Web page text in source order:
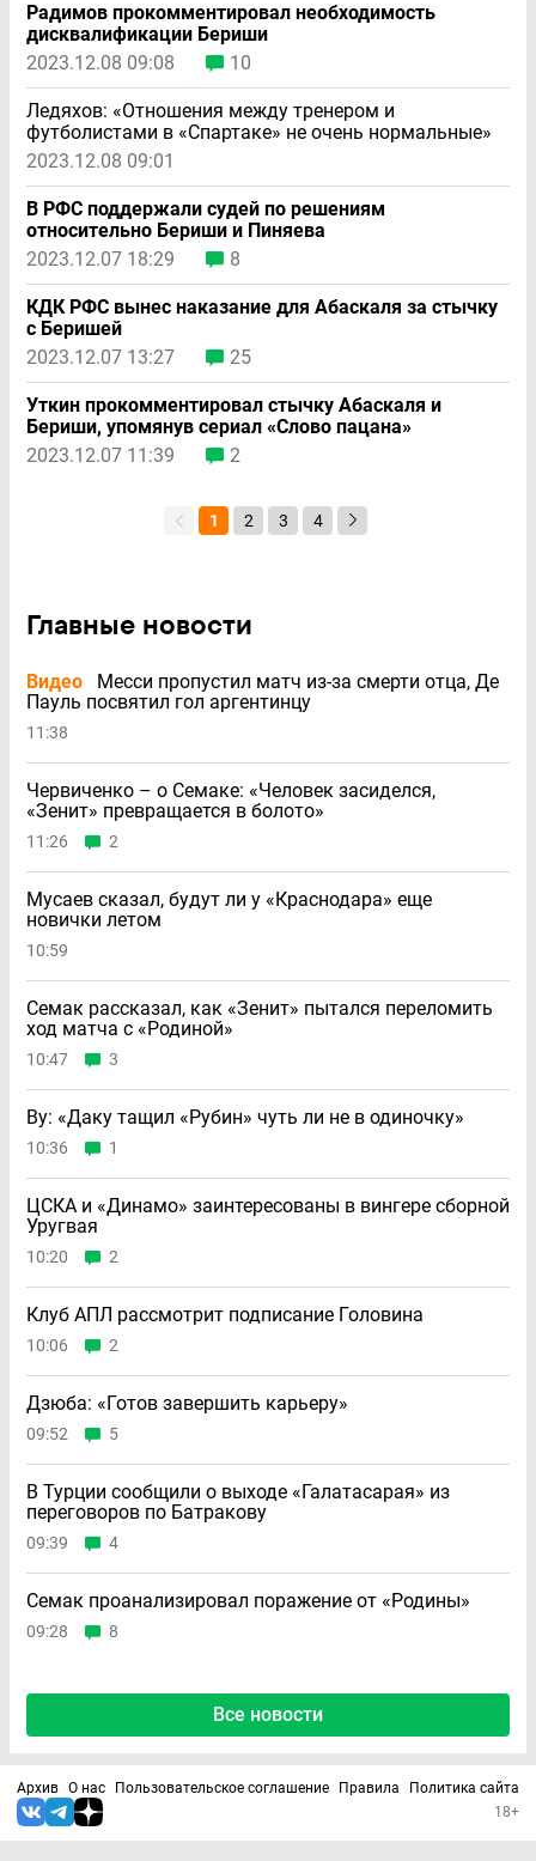
Радимов прокомментировал необходимость
дисквалификации Бериши
2023.12.08 09:08
10
Ледяхов: «Отношения между тренером и
футболистами в «Спартаке» не очень нормальные»
2023.12.08 09:01
В РФС поддержали судей по решениям
относительно Бериши и Пиняева
2023.12.07 18:29
8
КДК РФС вынес наказание для Абаскаля за стычку
с Беришей
2023.12.07 13:27
25
Уткин прокомментировал стычку Абаскаля и
Бериши, упомянув сериал «Слово пацана»
2023.12.07 11:39
2
1 2 3 4
Главные новости
Видео
Месси пропустил матч из-за смерти отца, Де
Пауль посвятил гол аргентинцу
11:38
Червиченко – о Семаке: «Человек засиделся,
«Зенит» превращается в болото»
11:26 2
Мусаев сказал, будут ли у «Краснодара» еще
новички летом
10:59
Семак рассказал, как «Зенит» пытался переломить
ход матча с «Родиной»
10:47 3
Ву: «Даку тащил «Рубин» чуть ли не в одиночку»
10:36 1
ЦСКА и «Динамо» заинтересованы в вингере сборной
Уругвая
10:20 2
Клуб АПЛ рассмотрит подписание Головина
10:06 2
Дзюба: «Готов завершить карьеру»
09:52 5
В Турции сообщили о выходе «Галатасарая» из
переговоров по Батракову
09:39 4
Семак проанализировал поражение от «Родины»
09:28 8
Все новости
Архив О нас Пользовательское соглашение Правила
Политика сайта
18+